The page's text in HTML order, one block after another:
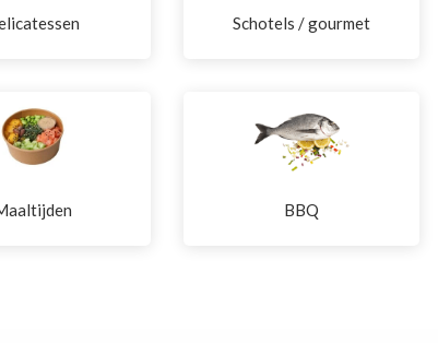
Schotels / gourmet
BBQ